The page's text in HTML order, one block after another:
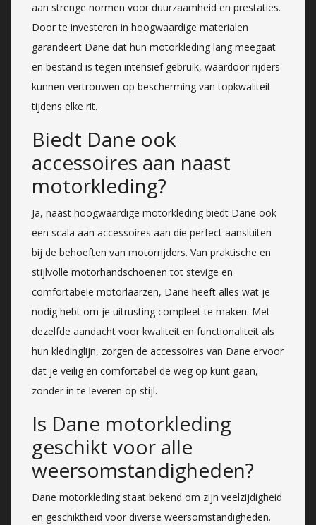
aan strenge normen voor duurzaamheid en prestaties.
Door te investeren in hoogwaardige materialen
garandeert Dane dat hun motorkleding lang meegaat
en bestand is tegen intensief gebruik, waardoor rijders
kunnen vertrouwen op bescherming van topkwaliteit
tijdens elke rit.
Biedt Dane ook
accessoires aan naast
motorkleding?
Ja, naast hoogwaardige motorkleding biedt Dane ook
een scala aan accessoires aan die perfect aansluiten
bij de behoeften van motorrijders. Van praktische en
stijlvolle motorhandschoenen tot stevige en
comfortabele motorlaarzen, Dane heeft alles wat je
nodig hebt om je uitrusting compleet te maken. Met
dezelfde aandacht voor kwaliteit en functionaliteit als
hun kledinglijn, zorgen de accessoires van Dane ervoor
dat je veilig en comfortabel de weg op kunt gaan,
zonder in te leveren op stijl.
Is Dane motorkleding
geschikt voor alle
weersomstandigheden?
Dane motorkleding staat bekend om zijn veelzijdigheid
en geschiktheid voor diverse weersomstandigheden.